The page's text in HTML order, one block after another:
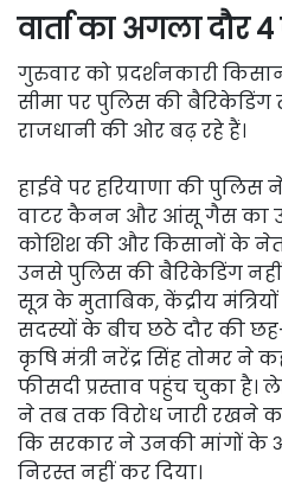
वार्ता का अगला दौर
गुरुवार को प्रदर्शनकारी
सीमा पर पुलिस की बैरिकेडिंग
राजधानी की ओर बढ़ रहे हैं।
हाईवे पर हरियाणा की पुलिस
वाटर कैनन और आंसू गैस का
कोशिश की और किसानों के
उनसे पुलिस की बैरिकेडिंग
सूत्र के मुताबिक, केंद्रीय
सदस्यों के बीच छठे दौर की
कृषि मंत्री नरेंद्र सिंह तोमर
फीसदी प्रस्ताव पहुंच चुका है।
ने तब तक विरोध जारी रखने
कि सरकार ने उनकी मांगों के
निरस्त नहीं कर दिया।